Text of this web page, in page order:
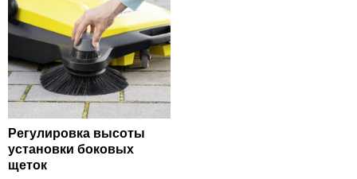
Регулировка высоты
установки боковых
щеток